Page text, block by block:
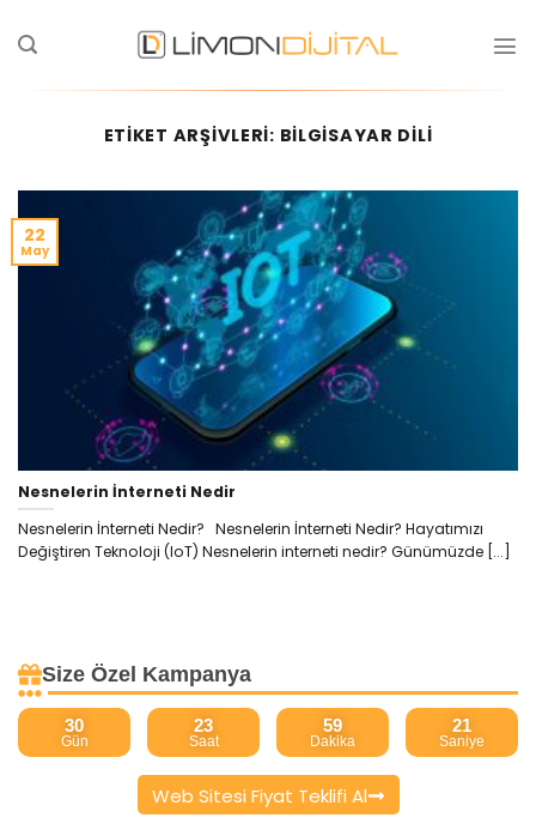
ETIKET ARŞIVLERI: BILGISAYAR DILI
Nesnelerin İnterneti Nedir
Nesnelerin İnterneti Nedir? Nesnelerin İnterneti Nedir? Hayatımızı
Değiştiren Teknoloji (IoT) Nesnelerin interneti nedir? Günümüzde [...]
22
May
Size Özel Kampanya
30
Gün
23
Saat
59
Dakika
21
Saniye
Web Sitesi Fiyat Teklifi Al